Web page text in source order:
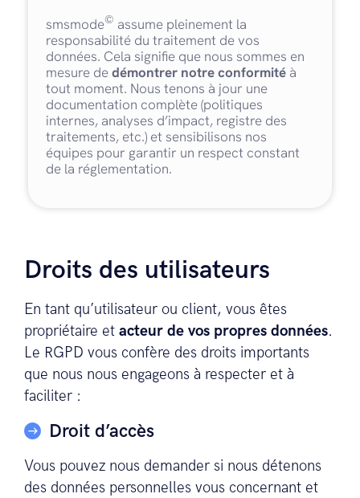
smsmode© assume pleinement la
responsabilité du traitement de vos
données. Cela signifie que nous sommes en
mesure dedémontrer notre conformité à
tout moment. Nous tenons à jour une
documentation complète (politiques
internes, analyses d’impact, registre des
traitements, etc.) et sensibilisons nos
équipes pour garantir un respect constant
de la réglementation.
Droits des utilisateurs
En tant qu’utilisateur ou client, vous êtes
propriétaire et acteur de vos propres données.
Le RGPD vous confère des droits importants
que nous nous engageons à respecter et à
faciliter :
Droit d’accès
Vous pouvez nous demander si nous détenons
des données personnelles vous concernant et